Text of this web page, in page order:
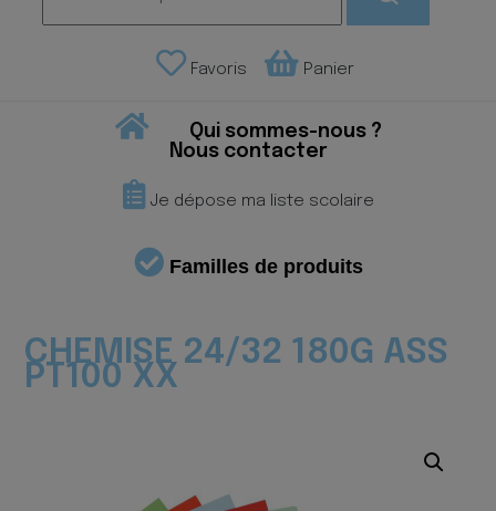
Favoris Panier
Qui sommes-nous ?
Nous contacter
Je dépose ma liste scolaire
Familles de produits
CHEMISE 24/32 180G ASS
PT100 XX